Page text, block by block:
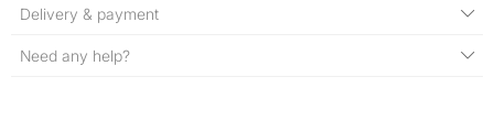
Delivery & payment
Need any help?